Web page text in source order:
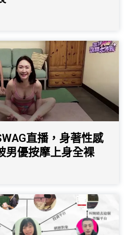
直播，身著性感
男優按摩上身全裸